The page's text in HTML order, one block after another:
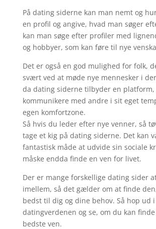
På dating siderne kan man nemt og
en profil og angive, hvad man søger
kan man søge efter profiler med
og hobbyer, som kan føre til nye
Det er også en god mulighed for folk,
svært ved at møde nye mennesker i
da dating siderne tilbyder en platform,
kommunikere med andre i sit eget
egen komfortzone.
Så hvis du leder efter nye venner, så
tage et kig på dating siderne. Det kan
fantastisk måde at udvide sin sociale
måske endda finde en ven for livet.
Der er mange forskellige dating sider
imellem, så det gælder om at finde
bedst til dig og dine behov. Så hop ud i
datingverdenen og se, om du kan
bedste ven.